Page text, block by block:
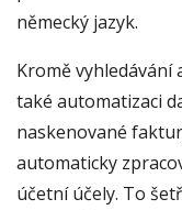
německý jazyk.
Kromě vyhledávání
také automatizaci
naskenované
automaticky
účetní účely. To